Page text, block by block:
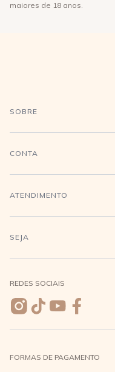
maiores de 18 anos.
SOBRE
História
Conecte-se
CONTA
Login
Meus pedidos
Wishlist
ATENDIMENTO
Compra Segura
Entrega e Frete
Trocas e Devoluções
Direito de
SEJA
REDES SOCIAIS
FORMAS DE PAGAMENTO